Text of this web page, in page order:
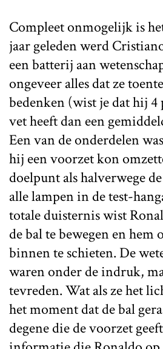
Compleet onmogelijk is
jaar geleden werd
een batterij aan
ongeveer alles dat ze
bedenken (wist je dat hij
vet heeft dan een
Een van de onderdelen
hij een voorzet kon
doelpunt als halverwege
alle lampen in de test-
totale duisternis wist
de bal te bewegen en
binnen te schieten. De
waren onder de indruk,
tevreden. Wat als ze het
het moment dat de bal
degene die de voorzet